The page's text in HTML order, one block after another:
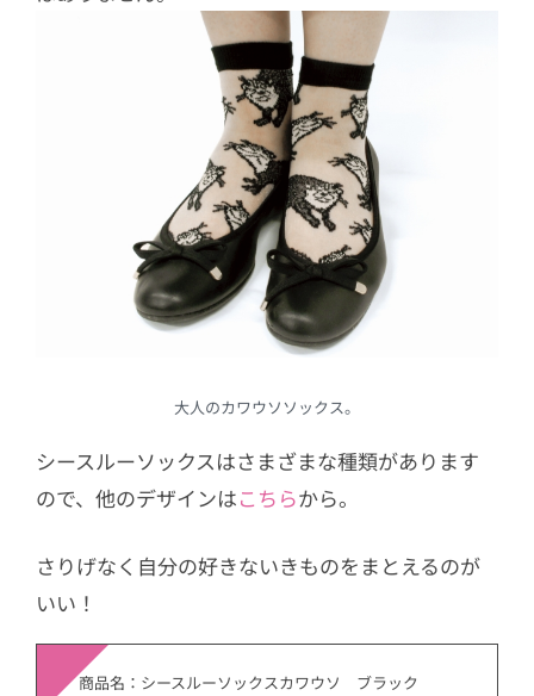
大人のカワウソソックス。
シースルーソックスはさまざまな種類があります
ので、他のデザインはこちらから。
さりげなく自分の好きないきものをまとえるのが
いい！
商品名：シースルーソックスカワウソ ブラック